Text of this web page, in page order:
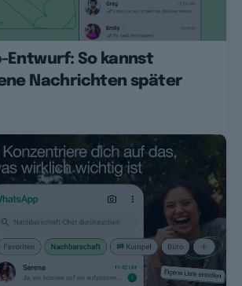
Entwurf: So kannst
Nachrichten später